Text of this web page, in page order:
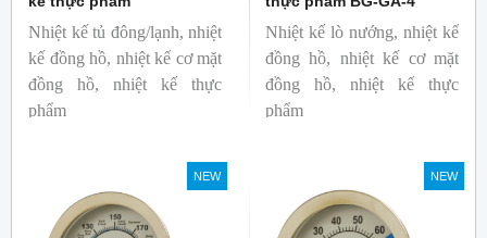
Nhiệt kế tủ đông/lạnh, nhiệt
kế đồng hồ, nhiệt kế cơ mặt
đồng hồ, nhiệt kế thực
phẩm
Thương hiệu: Blue Gizmo
Nhiệt kế lò nướng, nhiệt kế
đồng hồ, nhiệt kế cơ mặt
đồng hồ, nhiệt kế thực
phẩm
Thương hiệu: Blue Gizmo
NEW NEW